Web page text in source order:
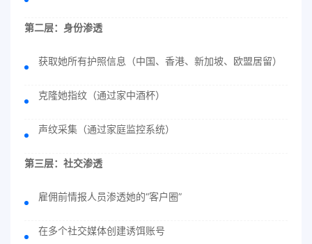
第二层：身份渗透
获取她所有护照信息（中国、香港、新加坡、欧盟居留）
克隆她指纹（通过家中酒杯）
声纹采集（通过家庭监控系统）
第三层：社交渗透
雇佣前情报人员渗透她的“客户圈”
在多个社交媒体创建诱饵账号